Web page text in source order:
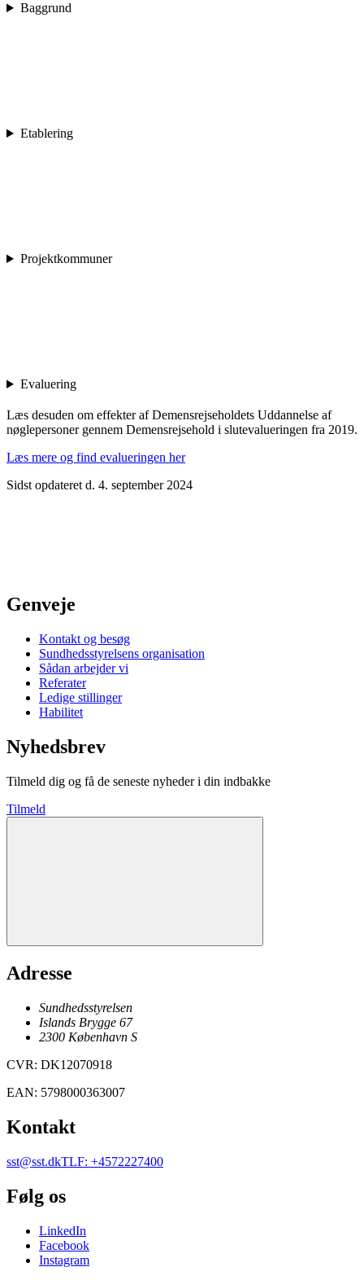
Baggrund
Etablering
Projektkommuner
Evaluering
Læs desuden om effekter af Demensrejseholdets Uddannelse af
nøglepersoner gennem Demensrejsehold i slutevalueringen fra 2019.
Læs mere og find evalueringen her
Sidst opdateret d. 4. september 2024
Genveje
Kontakt og besøg
Sundhedsstyrelsens organisation
Sådan arbejder vi
Referater
Ledige stillinger
Habilitet
Nyhedsbrev
Tilmeld dig og få de seneste nyheder i din indbakke
Tilmeld
Adresse
Sundhedsstyrelsen
Islands Brygge 67
2300 København S
CVR: DK12070918
EAN: 5798000363007
Kontakt
sst@sst.dkTLF: +4572227400
Følg os
LinkedIn
Facebook
Instagram